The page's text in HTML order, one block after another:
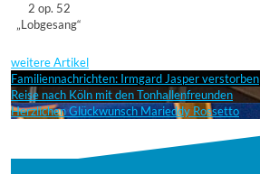
2 op. 52
„Lobgesang“
weitere Artikel
Familiennachrichten: Irmgard Jasper verstorben
Reise nach Köln mit den Tonhallenfreunden
Herzlichen Glückwunsch Marieddy Rossetto